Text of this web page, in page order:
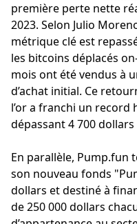
première perte nette
2023. Selon Julio
métrique clé est
les bitcoins déplacés
mois ont été vendus à
d’achat initial. Ce
l’or a franchi un
dépassant 4 700 dollars
En parallèle, Pump.fun
son nouveau fonds
dollars et destiné à
de 250 000 dollars